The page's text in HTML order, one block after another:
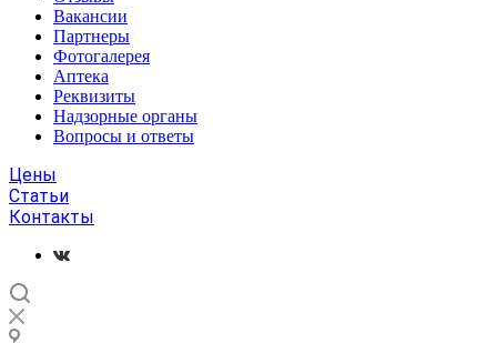
Вакансии
Партнеры
Фотогалерея
Аптека
Реквизиты
Надзорные органы
Вопросы и ответы
Цены
Статьи
Контакты